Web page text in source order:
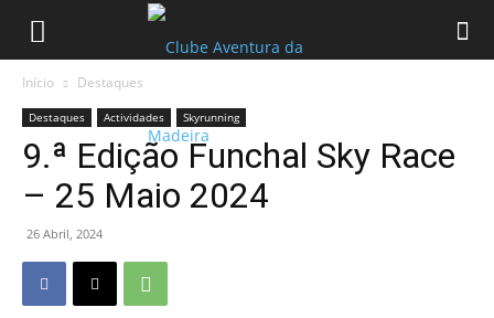
Início Destaques
Destaques Actividades Skyrunning
9.ª Edição Funchal Sky Race
– 25 Maio 2024
26 Abril, 2024